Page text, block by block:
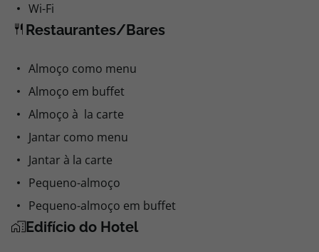
Wi-Fi
Restaurantes/Bares
Almoço como menu
Almoço em buffet
Almoço à la carte
Jantar como menu
Jantar à la carte
Pequeno-almoço
Pequeno-almoço em buffet
Edifício do Hotel